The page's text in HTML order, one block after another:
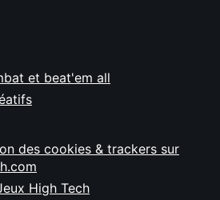
et beat'em all
des cookies & trackers sur
High Tech